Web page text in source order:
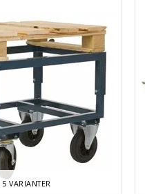
5VARIANTER